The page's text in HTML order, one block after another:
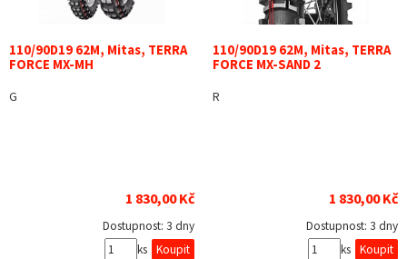
110/90D19 62M, Mitas, TERRA
FORCE MX-MH
G
1 830,00 Kč
Dostupnost: 3 dny
ks
110/90D19 62M, Mitas, TERRA
FORCE MX-SAND 2
R
1 830,00 Kč
Dostupnost: 3 dny
ks